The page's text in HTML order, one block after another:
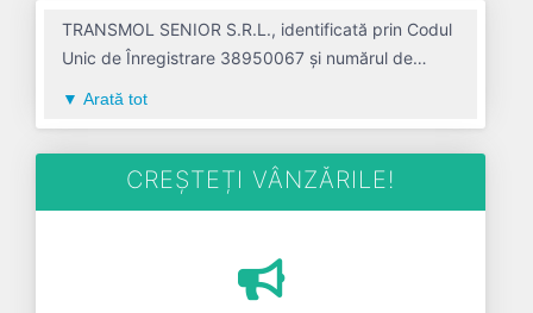
TRANSMOL SENIOR S.R.L., identificată prin Codul
Unic de Înregistrare 38950067 și numărul de
poziționat în zona de Centru a țării, în judetul
ALBA, compania aduce o contribuție semnificativă
fost fondată în anul 2018, având o vechime de 8
ani. Conform ultimului bilanț, societatea a
Arată tot
CREȘTEȚI VÂNZĂRILE!